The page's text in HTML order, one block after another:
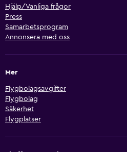
Hjälp/Vanliga frågor
Press
Samarbetsprogram
Annonsera med oss
Mer
Flygbolagsavgifter
Flygbolag
Säkerhet
Flygplatser